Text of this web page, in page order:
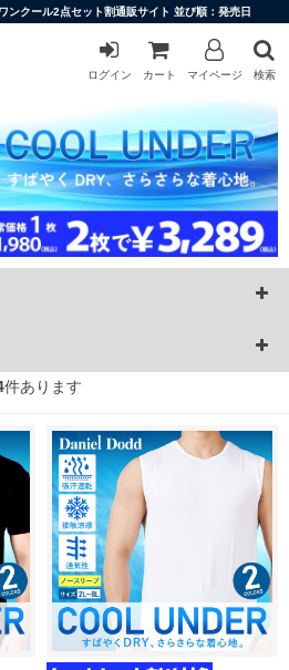
ンクール2点セット割通販サイト 並び順：発売日
ログイン カート マイページ 検索
件あります